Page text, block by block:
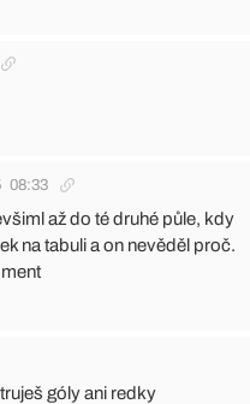
08:33
až do té druhé půle, kdy
na tabuli a on nevěděl proč.
góly ani redky